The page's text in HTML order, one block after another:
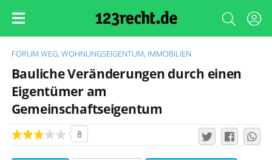
FORUM WEG, WOHNUNGSEIGENTUM, IMMOBILIEN
Bauliche Veränderungen durch einen
Eigentümer am
Gemeinschaftseigentum
8